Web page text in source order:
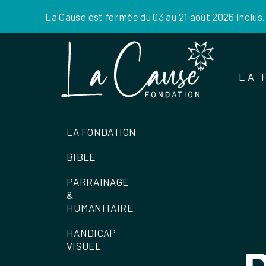
La Cause est fermée du 03 au 21 août 2026
LA
LA FONDATION
BIBLE
PARRAINAGE
&
HUMANITAIRE
HANDICAP
VISUEL